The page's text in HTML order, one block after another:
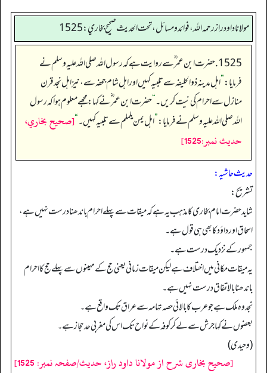
مولانا داود راز رحمه الله، فوائد و مسائل، تحت الحديث صحيح بخاري: 1525
1525. حضرت ابن عمر ؓ سے روایت ہے کہ رسول اللہ صلی اللہ علیہ وسلم نے
فرمایا:”اہل مدینہ ذوالحلیفہ سے تلبیہ کہیں اور اہل شام جحفہ سے، نیز اہل نجد قرن
منازل سے احرام کی نیت کریں۔“حضرت ابن عمر ؓ نے کہا: مجھے معلوم ہوا کہ رسول
اللہ صلی اللہ علیہ وسلم نے فرمایا:”اہل یمن یلملم سے تلبیہ کہیں۔“[صحيح بخاري،
حديث نمبر:1525]
حدیث حاشیہ:
تشریح:
شاید حضرت امام بخاری کا مذہب یہ ہے کہ میقات سے پہلے احرام باندھنا درست نہیں ہے،
اسحاق اور داؤد کا بھی ہی قول ہے۔
جمہور کے نزدیک درست ہے۔
یہ میقات مکانی میں اختلاف ہے لیکن میقات زمانی یعنی حج کے مہینوں سے پہلے حج کا احرام
باندھنا بالا تفاق درست نہیں ہے۔
نجد وہ ملک ہے جو عرب کا بالائی حصہ تہامہ سے عراق تک واقع ہے۔
بعضوں نے کہا جرش سے لے کر کوفہ کے نواح تک اس کی مغربی حد حجاز ہے۔
(وحیدی)
[صحیح بخاری شرح از مولانا داود راز، حدیث/صفحہ نمبر: 1525]